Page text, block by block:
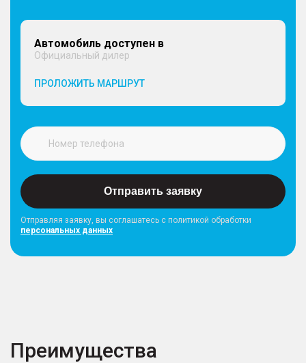
Автомобиль доступен в
Официальный дилер
ПРОЛОЖИТЬ МАРШРУТ
Отправить заявку
Отправляя заявку, вы соглашатесь с политикой обработки
персональных данных
Преимущества